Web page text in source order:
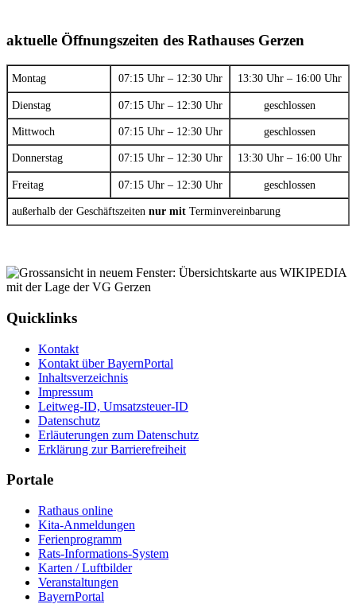
aktuelle Öffnungszeiten des Rathauses Gerzen
Montag 07:15 Uhr – 12:30 Uhr 13:30 Uhr – 16:00 Uhr
Dienstag 07:15 Uhr – 12:30 Uhr geschlossen
Mittwoch 07:15 Uhr – 12:30 Uhr geschlossen
Donnerstag 07:15 Uhr – 12:30 Uhr 13:30 Uhr – 16:00 Uhr
Freitag 07:15 Uhr – 12:30 Uhr geschlossen
außerhalb der Geschäftszeiten nur mit Terminvereinbarung
Quicklinks
Kontakt
Kontakt über BayernPortal
Inhaltsverzeichnis
Impressum
Leitweg-ID, Umsatzsteuer-ID
Datenschutz
Erläuterungen zum Datenschutz
Erklärung zur Barrierefreiheit
Portale
Rathaus online
Kita-Anmeldungen
Ferienprogramm
Rats-Informations-System
Karten / Luftbilder
Veranstaltungen
BayernPortal